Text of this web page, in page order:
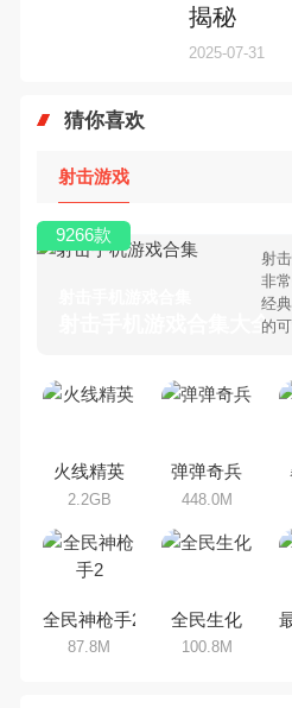
揭秘
2025-07-31
猜你喜欢
射击游戏
射击手机游戏合集大全 >
射
非
经
的
击
集
9266款
火线精英
2.2GB
弹弹奇兵
448.0M
全民神枪手2
87.8M
全民生化
100.8M